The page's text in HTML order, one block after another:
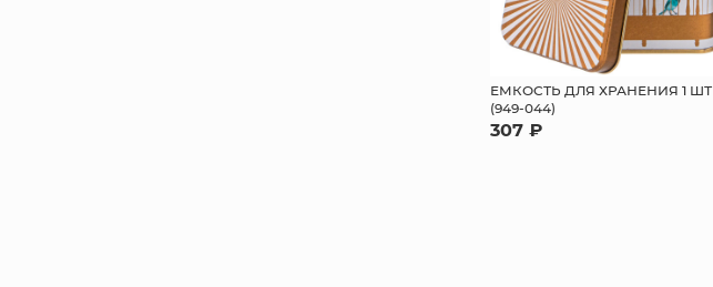
ЕМКОСТЬ ДЛЯ ХРАНЕНИЯ 1 ШТ
(949-044)
307 ₽